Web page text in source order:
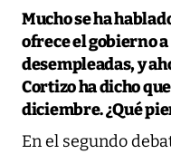
Mucho se ha
ofrece el gobierno
desempleadas, y
Cortizo ha dicho
diciembre. ¿Qué
En el segundo